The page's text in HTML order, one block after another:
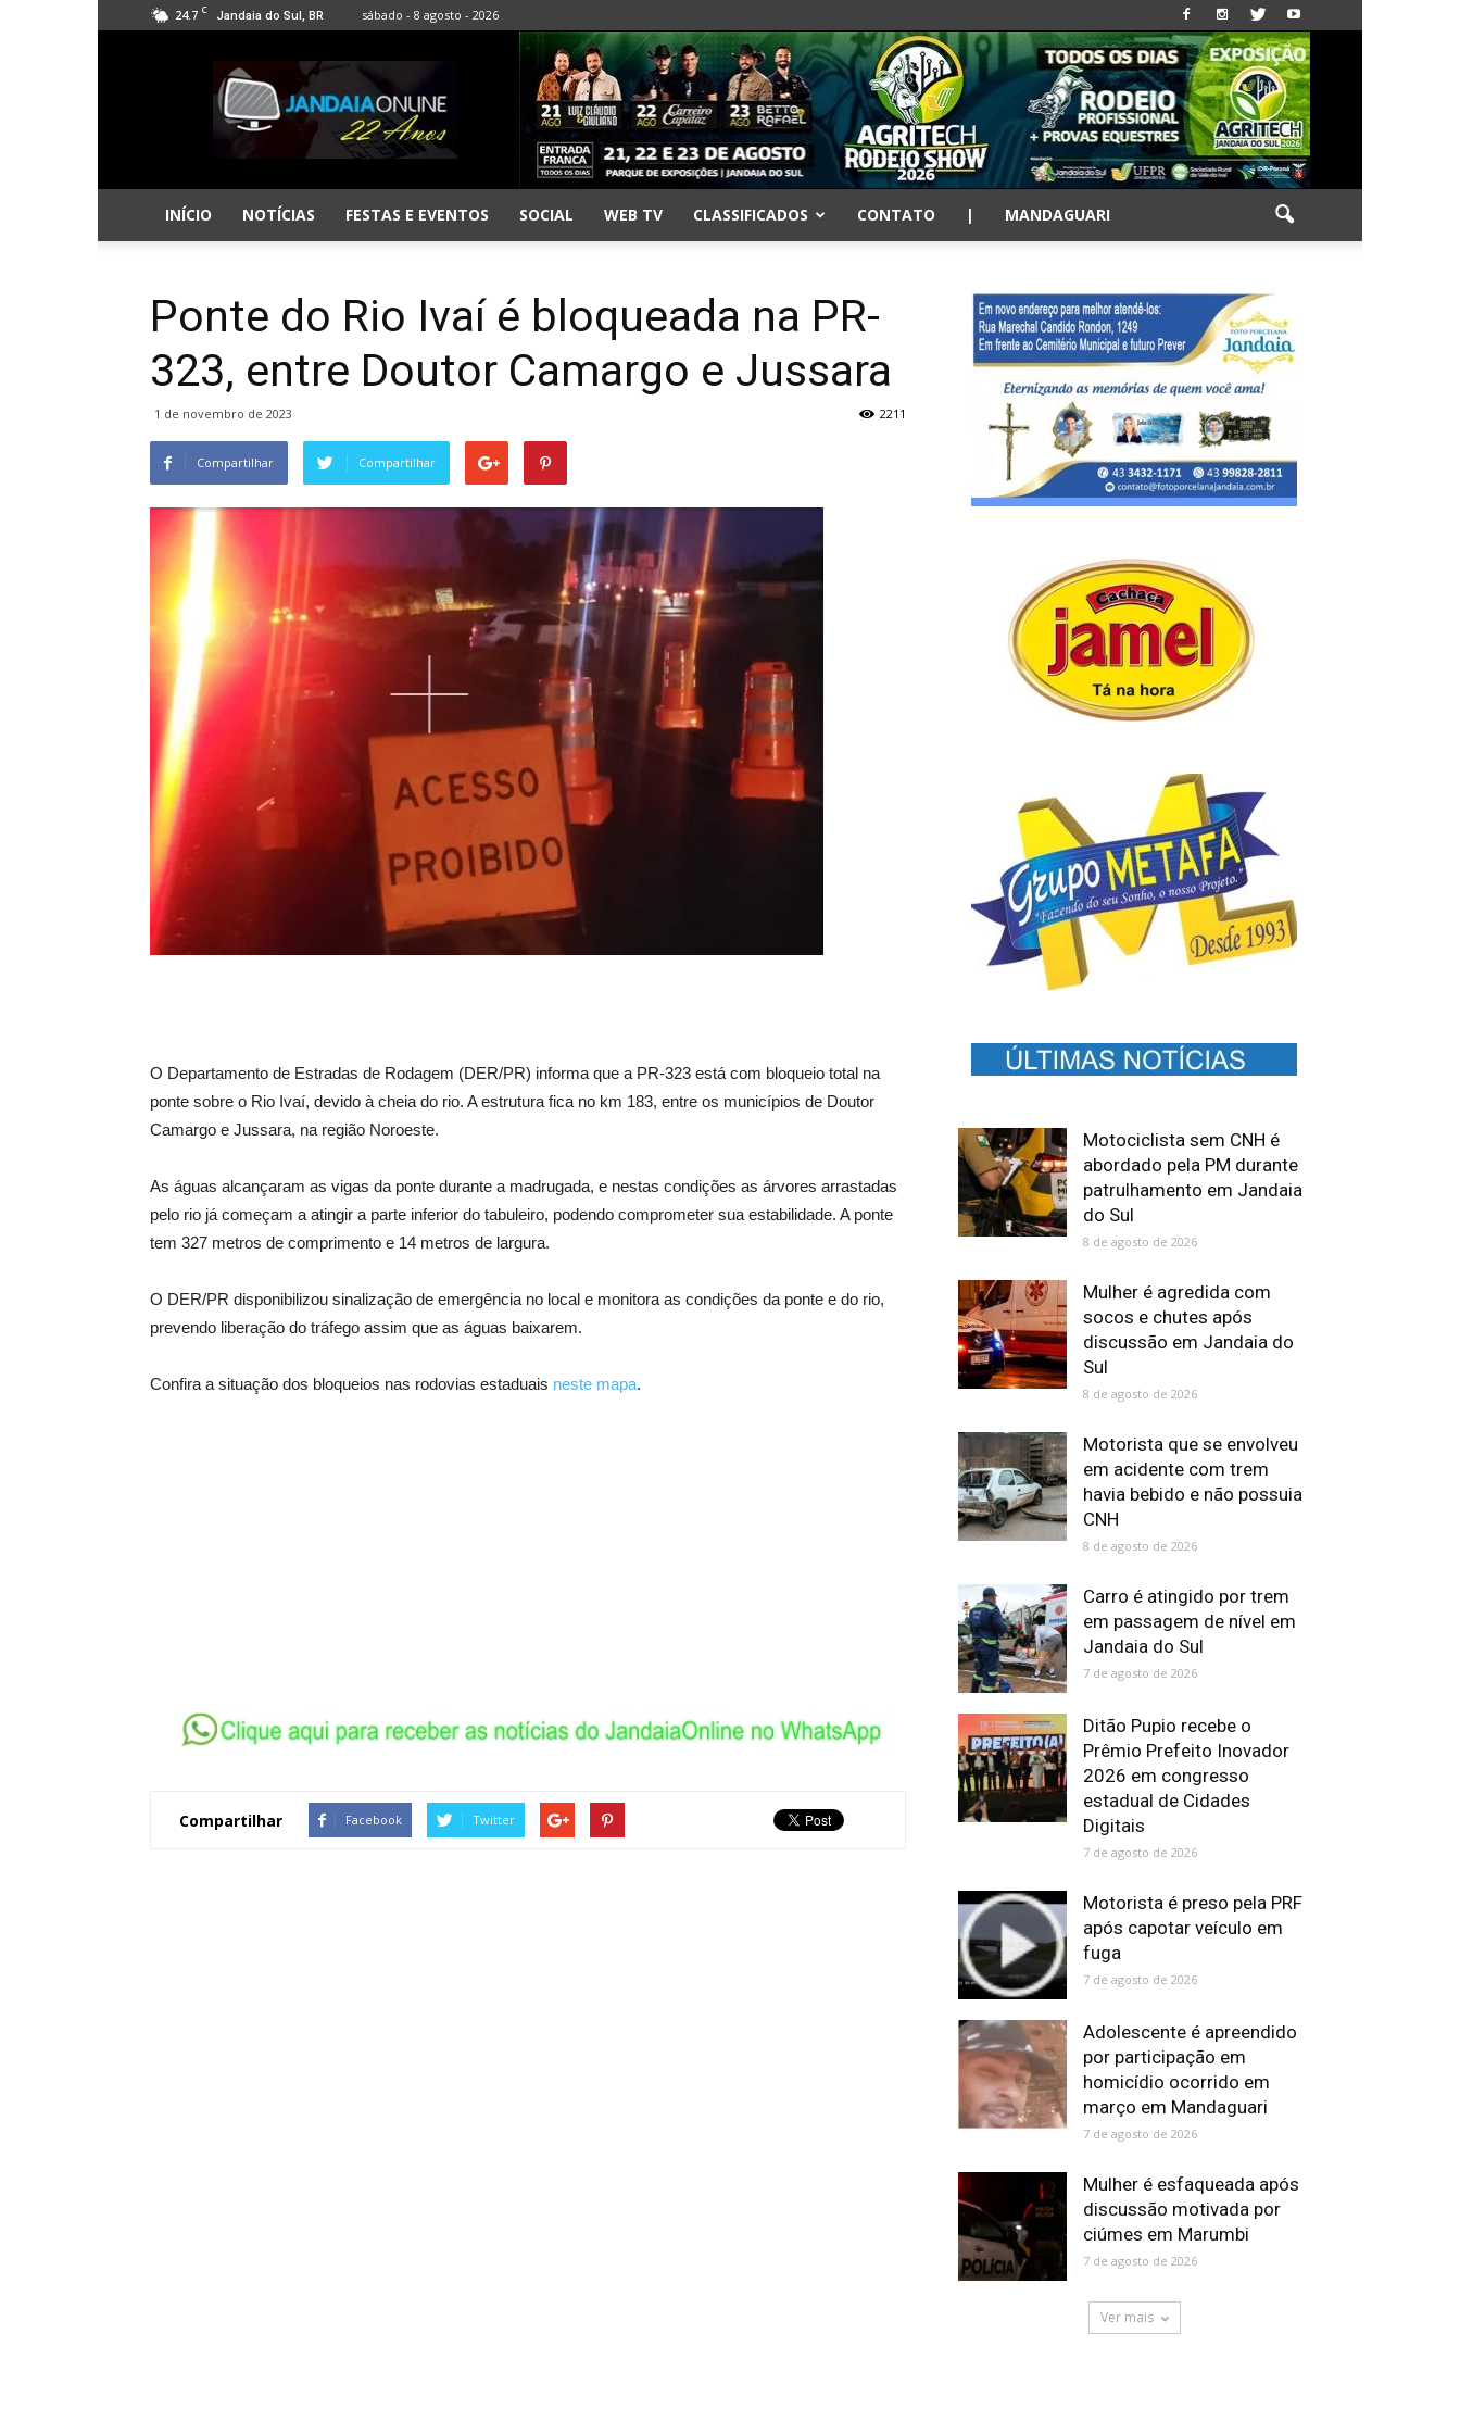
24.7 C Jandaia do Sul, BR sábado - 8 agosto - 2026
Jandaia
Online
INÍCIO NOTÍCIAS FESTAS E EVENTOS SOCIAL WEB TV CLASSIFICADOS CONTATO | MANDAGUARI
Ponte do Rio Ivaí é bloqueada na PR-
323, entre Doutor Camargo e Jussara
1 de novembro de 2023 2211
Compartilhar Compartilhar
O Departamento de Estradas de Rodagem (DER/PR) informa que a PR-323 está com bloqueio total na
ponte sobre o Rio Ivaí, devido à cheia do rio. A estrutura fica no km 183, entre os municípios de Doutor
Camargo e Jussara, na região Noroeste.
As águas alcançaram as vigas da ponte durante a madrugada, e nestas condições as árvores arrastadas
pelo rio já começam a atingir a parte inferior do tabuleiro, podendo comprometer sua estabilidade. A ponte
tem 327 metros de comprimento e 14 metros de largura.
O DER/PR disponibilizou sinalização de emergência no local e monitora as condições da ponte e do rio,
prevendo liberação do tráfego assim que as águas baixarem.
Confira a situação dos bloqueios nas rodovias estaduais neste mapa.
Compartilhar Facebook Twitter
Motociclista sem CNH é
abordado pela PM durante
patrulhamento em Jandaia
do Sul
8 de agosto de 2026
Mulher é agredida com
socos e chutes após
discussão em Jandaia do
Sul
8 de agosto de 2026
Motorista que se envolveu
em acidente com trem
havia bebido e não possuia
CNH
8 de agosto de 2026
Carro é atingido por trem
em passagem de nível em
Jandaia do Sul
7 de agosto de 2026
Ditão Pupio recebe o
Prêmio Prefeito Inovador
2026 em congresso
estadual de Cidades
Digitais
7 de agosto de 2026
Motorista é preso pela PRF
após capotar veículo em
fuga
7 de agosto de 2026
Adolescente é apreendido
por participação em
homicídio ocorrido em
março em Mandaguari
7 de agosto de 2026
Mulher é esfaqueada após
discussão motivada por
ciúmes em Marumbi
7 de agosto de 2026
Ver mais